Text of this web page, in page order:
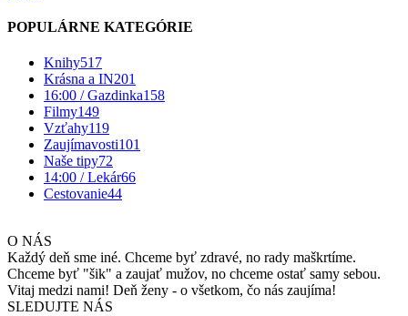
POPULÁRNE KATEGÓRIE
Knihy517
Krásna a IN201
16:00 / Gazdinka158
Filmy149
Vzťahy119
Zaujímavosti101
Naše tipy72
14:00 / Lekár66
Cestovanie44
O NÁS
Každý deň sme iné. Chceme byť zdravé, no rady maškrtíme.
Chceme byť "šik" a zaujať mužov, no chceme ostať samy sebou.
Vitaj medzi nami! Deň ženy - o všetkom, čo nás zaujíma!
SLEDUJTE NÁS